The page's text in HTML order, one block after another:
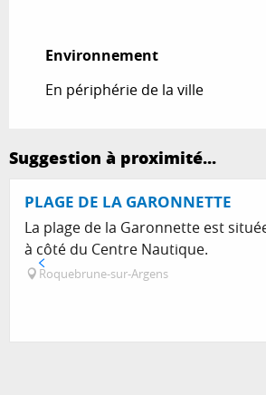
Environnement
Environnement
En périphérie de la ville
Suggestion à proximité...
PLAGE DE LA GARONNETTE
La plage de la Garonnette est
à côté du Centre Nautique.
Roquebrune-sur-Argens